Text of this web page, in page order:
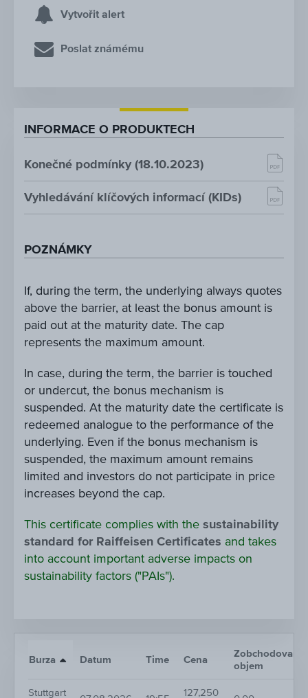
Vytvořit alert
Poslat známému
INFORMACE O PRODUKTECH
Konečné podmínky (18.10.2023)
Vyhledávání klíčových informací (KIDs)
POZNÁMKY
If, during the term, the underlying always quotes
above the barrier, at least the bonus amount is
paid out at the maturity date. The cap
represents the maximum amount.
In case, during the term, the barrier is touched
or undercut, the bonus mechanism is
suspended. At the maturity date the certificate is
redeemed analogue to the performance of the
underlying. Even if the bonus mechanism is
suspended, the maximum amount remains
limited and investors do not participate in price
increases beyond the cap.
This certificate complies with the sustainability
standard for Raiffeisen Certificates and takes
into account important adverse impacts on
sustainability factors ("PAIs").
Burza Datum Time Cena
Zobchodovaný
objem
Stuttgart
127,250